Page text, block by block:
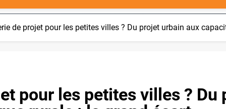
de projet pour les petites villes ? Du projet urbain aux
pour les petites villes ? Du